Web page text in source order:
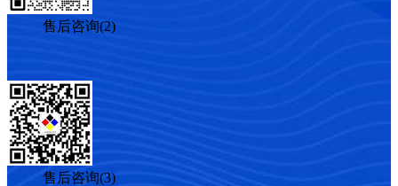
售后咨询(2)
售后咨询(3)